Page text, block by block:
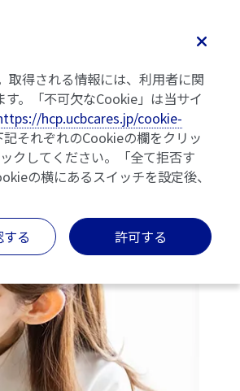
取得される情報には、利用者に関
。「不可欠なCookie」は当サイ
hcp.ucbcares.jp/cookie-
それぞれのCookieの欄をクリッ
クしてください。「全て拒否す
の横にあるスイッチを設定後、
る 許可する